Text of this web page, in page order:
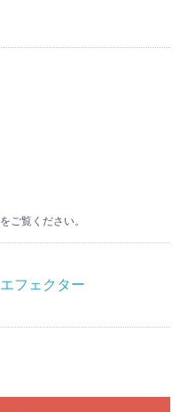
をご覧ください。
エフェクター